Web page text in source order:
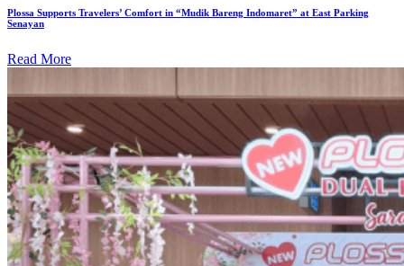
Plossa Supports Travelers’ Comfort in “Mudik Bareng Indomaret” at East Parking
Senayan
Read More